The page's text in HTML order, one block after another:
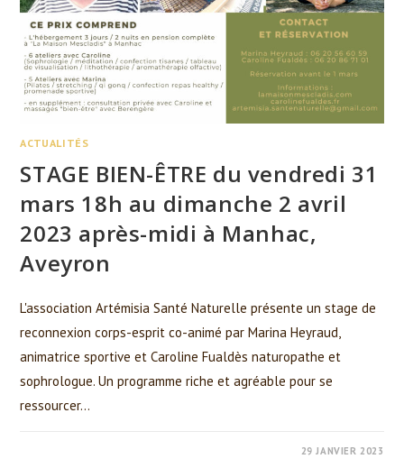
ACTUALITÉS
STAGE BIEN-ÊTRE du vendredi 31
mars 18h au dimanche 2 avril
2023 après-midi à Manhac,
Aveyron
L'association Artémisia Santé Naturelle présente un stage de
reconnexion corps-esprit co-animé par Marina Heyraud,
animatrice sportive et Caroline Fualdès naturopathe et
sophrologue. Un programme riche et agréable pour se
ressourcer…
29 JANVIER 2023